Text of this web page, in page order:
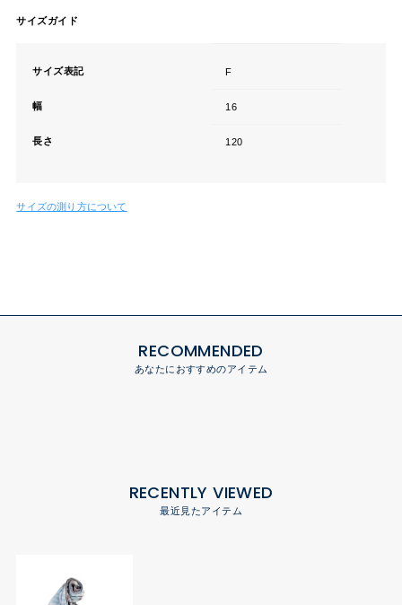
サイズガイド
サイズ表記 F
幅 16
長さ 120
サイズの測り方について
RECOMMENDED
あなたにおすすめのアイテム
RECENTLY VIEWED
最近見たアイテム